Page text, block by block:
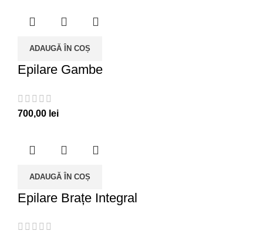
ADAUGĂ ÎN COȘ
Epilare Gambe
700,00 lei
ADAUGĂ ÎN COȘ
Epilare Brațe Integral